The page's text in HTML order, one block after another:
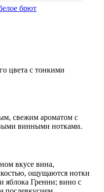
брют
цвета с тонкими
свежим ароматом с
винными нотками.
вкусе вина,
ощущаются нотки
яблока Гренни; вино с